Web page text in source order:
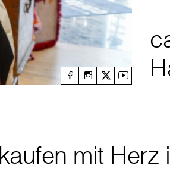
mit Herz